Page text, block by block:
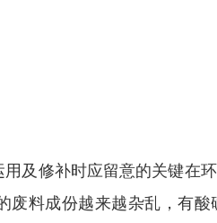
及修补时应留意的关键在
废料成份越来越杂乱，有